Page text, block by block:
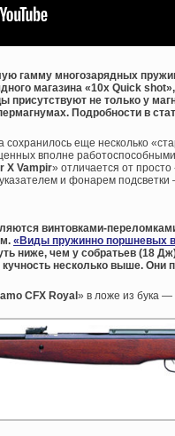
гамму многозарядных
магазина «10x Quick
присутствуют не только у
Подробности в
сохранилось еще несколько
вполне
X Vampir» отличается от
и фонарем подсветки
винтовками-
«Виды пружинно поршневых
ниже, чем у собратьев (18
несколько выше. Они
CFX Royal » в ложе из бука —